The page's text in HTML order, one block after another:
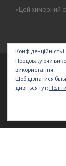
«Цей химерний
© 2026 Secret
Продовжуючи
використання.
Щоб дізнатися
дивіться тут: